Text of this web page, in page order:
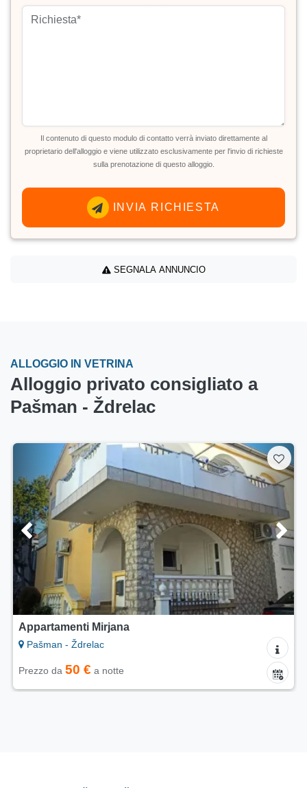
Il contenuto di questo modulo di contatto verrà inviato direttamente al
proprietario dell'alloggio e viene utilizzato esclusivamente per l'invio di richieste
sulla prenotazione di questo alloggio.
INVIA RICHIESTA
SEGNALA ANNUNCIO
ALLOGGIO IN VETRINA
Alloggio privato consigliato a
Pašman - Ždrelac
Appartamenti Mirjana
Pašman - Ždrelac
Prezzo da 50 € a notte